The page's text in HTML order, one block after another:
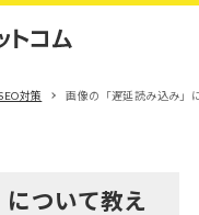
対策 画像の「遅延読み込み」
ついて教え